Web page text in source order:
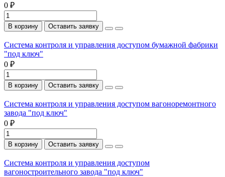
0 ₽
В корзину Оставить заявку
Система контроля и управления доступом бумажной фабрики
"под ключ"
0 ₽
В корзину Оставить заявку
Система контроля и управления доступом вагоноремонтного
завода "под ключ"
0 ₽
В корзину Оставить заявку
Система контроля и управления доступом
вагоностроительного завода "под ключ"